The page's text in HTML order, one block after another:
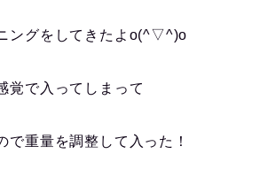
ングをしてきたよo(^▽^)o
覚で入ってしまって
で重量を調整して入った！